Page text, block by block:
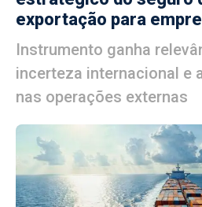
exportação para
Instrumento ganha
incerteza internacional e
nas operações externas